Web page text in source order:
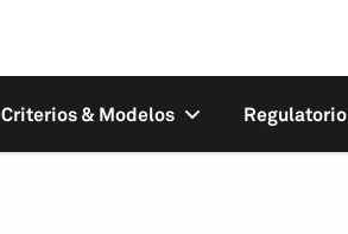
Criterios & Modelos Regulatorio